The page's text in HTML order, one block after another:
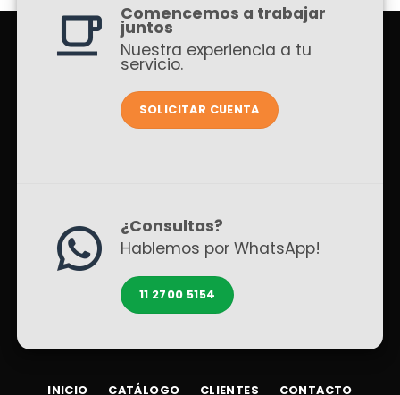
Comencemos a trabajar
juntos
Nuestra experiencia a tu
servicio.
SOLICITAR CUENTA
¿Consultas?
Hablemos por WhatsApp!
11 2700 5154
INICIO CATÁLOGO CLIENTES CONTACTO